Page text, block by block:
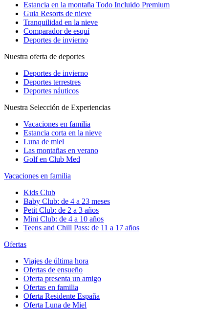
Estancia en la montaña Todo Incluido Premium
Guia Resorts de nieve
Tranquilidad en la nieve
Comparador de esquí
Deportes de invierno
Nuestra oferta de deportes
Deportes de invierno
Deportes terrestres
Deportes náuticos
Nuestra Selección de Experiencias
Vacaciones en familia
Estancia corta en la nieve
Luna de miel
Las montañas en verano
Golf en Club Med
Vacaciones en familia
Kids Club
Baby Club: de 4 a 23 meses
Petit Club: de 2 a 3 años
Mini Club: de 4 a 10 años
Teens and Chill Pass: de 11 a 17 años
Ofertas
Viajes de última hora
Ofertas de ensueño
Oferta presenta un amigo
Ofertas en familia
Oferta Residente España
Oferta Luna de Miel